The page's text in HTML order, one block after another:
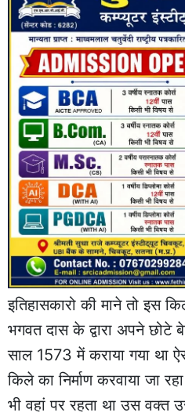
इतिहासकारो की माने तो इस
भगवत दास के द्वारा अपने छोटे
साल 1573 में कराया गया था
किले का निर्माण करवाया जा
भी वहां पर रहता था उस वक्त